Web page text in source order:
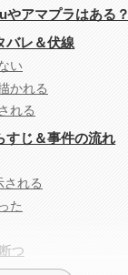
アマプラはある？
バレ＆伏線
い
かれる
れる
すじ＆事件の流れ
される
た
つ